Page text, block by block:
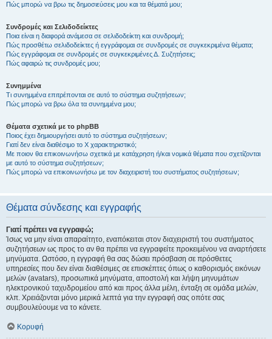
Πώς μπορώ να βρω τις δημοσιεύσεις μου και τα θέματά μου;
Συνδρομές και Σελιδοδείκτες
Ποια είναι η διαφορά ανάμεσα σε σελιδοδείκτη και συνδρομή;
Πώς προσθέτω σελιδοδείκτες ή εγγράφομαι σε συνδρομές σε συγκεκριμένα θέματα;
Πώς εγγράφομαι σε συνδρομές σε συγκεκριμένες Δ. Συζητήσεις;
Πώς αφαιρώ τις συνδρομές μου;
Συνημμένα
Τι συνημμένα επιτρέπονται σε αυτό το σύστημα συζητήσεων;
Πώς μπορώ να βρω όλα τα συνημμένα μου;
Θέματα σχετικά με το phpBB
Ποιος έχει δημιουργήσει αυτό το σύστημα συζητήσεων;
Γιατί δεν είναι διαθέσιμο το Χ χαρακτηριστικό;
Με ποιον θα επικοινωνήσω σχετικά με κατάχρηση ή/και νομικά θέματα που σχετίζονται
με αυτό το σύστημα συζητήσεων;
Πώς μπορώ να επικοινωνήσω με τον διαχειριστή του συστήματος συζητήσεων;
Θέματα σύνδεσης και εγγραφής
Γιατί πρέπει να εγγραφώ;
Ίσως να μην είναι απαραίτητο, εναπόκειται στον διαχειριστή του συστήματος
συζητήσεων ως προς το αν θα πρέπει να εγγραφείτε προκειμένου να αναρτήσετε
μηνύματα. Ωστόσο, η εγγραφή θα σας δώσει πρόσβαση σε πρόσθετες
υπηρεσίες που δεν είναι διαθέσιμες σε επισκέπτες όπως ο καθορισμός εικόνων
μελών (avatars), προσωπικά μηνύματα, αποστολή και λήψη μηνυμάτων
ηλεκτρονικού ταχυδρομείου από και προς άλλα μέλη, ένταξη σε ομάδα μελών,
κλπ. Χρειάζονται μόνο μερικά λεπτά για την εγγραφή σας οπότε σας
συμβουλεύουμε να το κάνετε.
Κορυφή